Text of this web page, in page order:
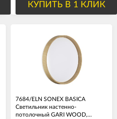
КУПИТЬ В 1 КЛИК
7684/ELN SONEX BASICA
Светильник настенно-
потолочный GARI WOOD,